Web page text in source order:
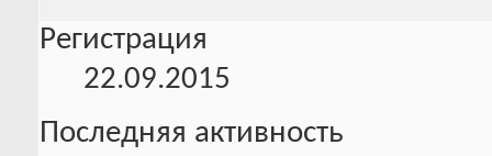
Регистрация
22.09.2015
Последняя активность